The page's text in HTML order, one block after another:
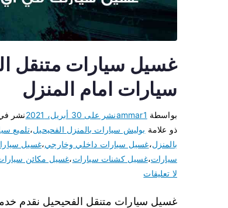
سيارات امام المنزل
بواسطة ammar1نشر على 30 أبريل، 2021 نشر
ذو علامة بوليش سيارات بالمنزل الفحيحيل،تلميع
بالمنزل،غسيل سيارات داخلي وخارجي،غسيل
سيارات،غسيل كشنات سيارات،غسيل مكائن
لا تعليقات